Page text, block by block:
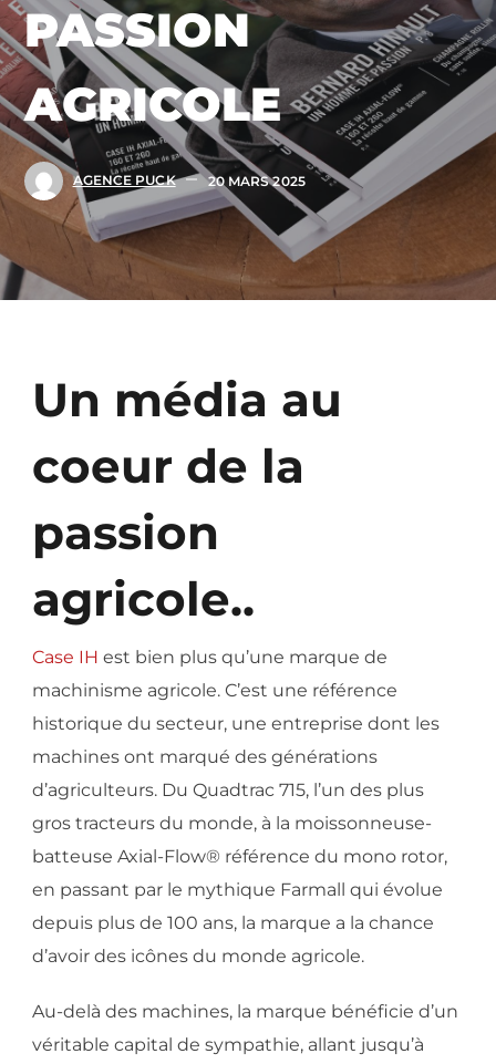
PASSION
AGRICOLE
AGENCE PUCK 20 MARS 2025
Un média au
coeur de la
passion
agricole..
Case IH est bien plus qu’une marque de
machinisme agricole. C’est une référence
historique du secteur, une entreprise dont les
machines ont marqué des générations
d’agriculteurs. Du Quadtrac 715, l’un des plus
gros tracteurs du monde, à la moissonneuse-
batteuse Axial-Flow® référence du mono rotor,
en passant par le mythique Farmall qui évolue
depuis plus de 100 ans, la marque a la chance
d’avoir des icônes du monde agricole.
Au-delà des machines, la marque bénéficie d’un
véritable capital de sympathie, allant jusqu’à